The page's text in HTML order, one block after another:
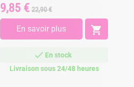
Prix
9,85 € Prix
de
base
22,90 €
En savoir plus 
En stock
Livraison sous 24/48 heures